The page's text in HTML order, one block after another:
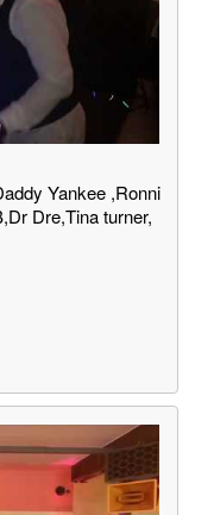
Yankee ,Ronni
Dre,Tina turner,